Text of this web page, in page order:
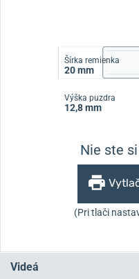
Šírka remienka
20 mm
Výška puzdra
12,8 mm
Nie ste
(Pri tlači
Videá